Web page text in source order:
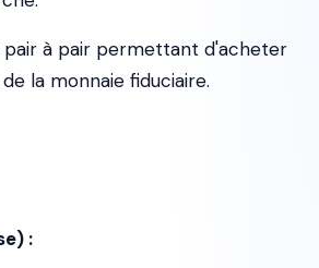
pair à pair permettant d'acheter
la monnaie fiduciaire.
: